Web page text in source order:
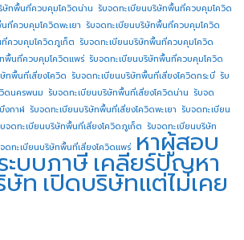
ษัทพื้นที่ควบคุมโควิดน่าน รับจดทะเบียนบริษัทพื้นที่ควบคุมโควิด
ที่ควบคุมโควิดพะเยา รับจดทะเบียนบริษัทพื้นที่ควบคุมโควิด
ควบคุมโควิดภูเก็ต รับจดทะเบียนบริษัทพื้นที่ควบคุมโควิด
พื้นที่ควบคุมโควิดแพร่ รับจดทะเบียนบริษัทพื้นที่ควบคุมโควิด
ทพื้นที่เสี่ยงโควิด รับจดทะเบียนบริษัทพื้นที่เสี่ยงโควิดกระบี่ รับ
ดนครพนม รับจดทะเบียนบริษัทพื้นที่เสี่ยงโควิดน่าน รับจด
งกาฬ รับจดทะเบียนบริษัทพื้นที่เสี่ยงโควิดพะเยา รับจดทะเบียน
จดทะเบียนบริษัทพื้นที่เสี่ยงโควิดภูเก็ต รับจดทะเบียนบริษัท
ดทะเบียนบริษัทพื้นที่เสี่ยงโควิดแพร่ หาผู้สอบ
ะบบภาษี เคลียร์ปัญหา
ษัทเปิดบริษัทแต่ไม่เคย